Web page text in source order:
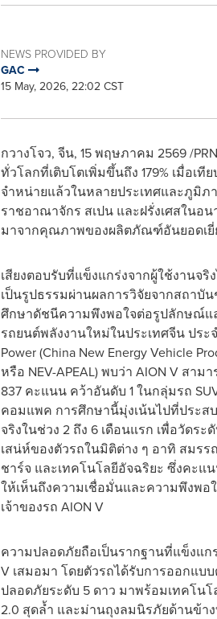
NEWS PROVIDED BY
GAC
15 May, 2026, 22:02 CST
กวางโจว, จีน, 15 พฤษภาคม 2569 /
ทั่วโลกที่เติบโตเพิ่มขึ้นถึง 179% เมื่อเ
จำหน่ายแล้วในหลายประเทศและภูมิภ
ราชอาณาจักร สเปน และฝรั่งเศสใน
มาจากคุณภาพของผลิตภัณฑ์อันยอดเยี่
เสียงตอบรับที่แข็งแกร่งจากผู้ใช้งานจริ
เป็นรูปธรรมผ่านผลการวิจัยจากสถาบั
ศึกษาดัชนีความพึงพอใจต่อรูปลักษณ์แ
รถยนต์พลังงานใหม่ในประเทศจีน ประ
Power (China New Energy Vehicle
หรือ NEV-APEAL) พบว่า AION V สา
837 คะแนน คว้าอันดับ 1 ในกลุ่มรถ
คอมแพค การศึกษานี้มุ่งเน้นไปที่ประส
จริงในช่วง 2 ถึง 6 เดือนแรก เพื่อวัดร
เสน่ห์ของตัวรถในมิติต่าง ๆ อาทิ สมร
ชาร์จ และเทคโนโลยีอัจฉริยะ ซึ่งคะแ
ให้เห็นถึงความเชื่อมั่นและความพึงพอ
เจ้าของรถ AION V
ความปลอดภัยถือเป็นรากฐานที่แข็งแก
V เสมอมา โดยตัวรถได้รับการออกแบ
ปลอดภัยระดับ 5 ดาว มาพร้อมเทคโนโ
2.0 สุดล้ำ และม่านถุงลมนิรภัยด้านข้า